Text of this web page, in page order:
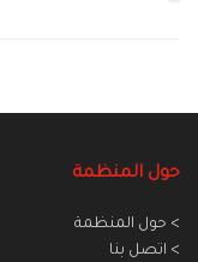
حول المنظمة
> حول المنظمة
> اتصل بنا